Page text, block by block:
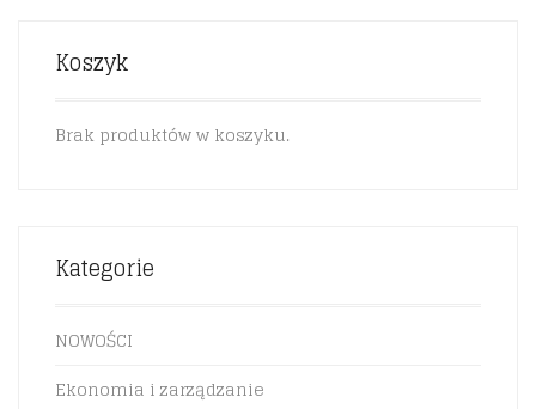
Koszyk
Brak produktów w koszyku.
Kategorie
NOWOŚCI
Ekonomia i zarządzanie